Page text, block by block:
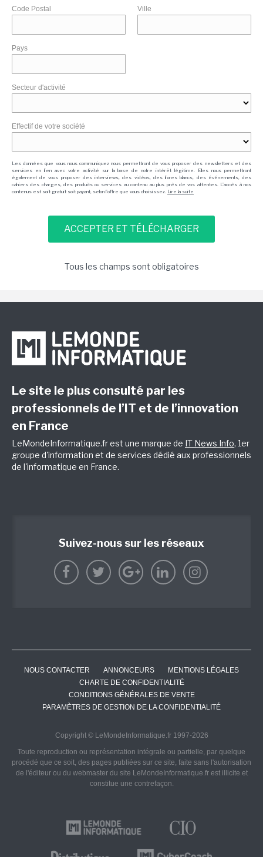
Code Postal Ville
Pays
Secteur d'activité
Effectif de votre société
Les données que vous nous communiquez nous permettront de vous proposer des newsletters et des
services en lien avec votre activité sur la base de notre intérêt légitime. Elles nous permettront
également de vous proposer des interviews, des vidéos, des livres blancs, des événements, des
cahiers des charges, des produits ou services au contenu au plus près de vos attentes. L'accès à nos
contenus est soit gratuit soit payant, selon l'offre que vous choisissez. Lire la suite
Tous les champs sont obligatoires
Le site le plus consulté par les
professionnels de l’IT et de l’innovation
en France
LeMondeInformatique.fr est une marque de IT News Info, 1er
groupe d'information et de services dédié aux professionnels
de l'informatique en France.
Suivez-nous sur les réseaux
NOUS CONTACTER ANNONCEURS
MENTIONS LÉGALES
CHARTE DE CONFIDENTIALITÉ
CONDITIONS GÉNÉRALES DE VENTE
PARAMÈTRES DE GESTION DE LA CONFIDENTIALITÉ
Copyright © LeMondeInformatique.fr 1997-2026
Toute reproduction ou représentation intégrale ou partielle, par quelque
procédé que ce soit, des pages publiées sur ce site, faite sans l'autorisation
de l'éditeur ou du webmaster du site LeMondeInformatique.fr est illicite et
constitue une contrefaçon.